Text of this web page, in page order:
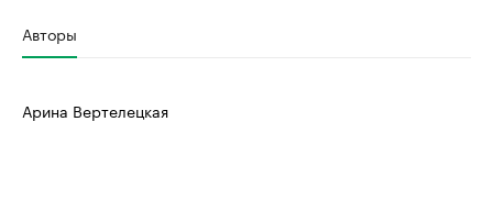
Авторы
Арина Вертелецкая